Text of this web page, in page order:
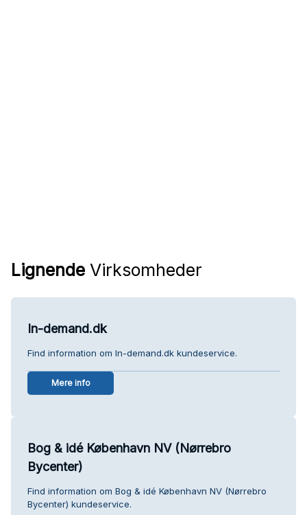
Lignende Virksomheder
In-demand.dk
Find information om In-demand.dk kundeservice.
Mere info
Bog & idé København NV (Nørrebro
Bycenter)
Find information om Bog & idé København NV (Nørrebro
Bycenter) kundeservice.